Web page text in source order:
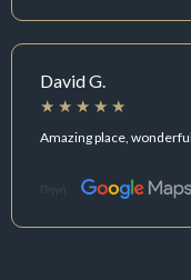
David G.
Amazing place,
Πηγή: